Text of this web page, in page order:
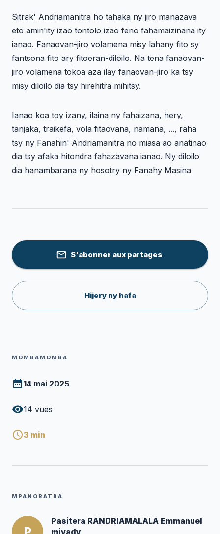
Sitrak' Andriamanitra ho tahaka ny jiro manazava
eto amin'ity izao tontolo izao feno fahamaizinana ity
ianao. Fanaovan-jiro volamena misy lahany fito sy
fantsona fito ary fitoeran-diloilo. Na tena fanaovan-
jiro volamena tokoa aza ilay fanaovan-jiro ka tsy
misy diloilo dia tsy hirehitra mihitsy.
Ianao koa toy izany, ilaina ny fahaizana, hery,
tanjaka, traikefa, vola fitaovana, namana, ..., raha
tsy ny Fanahin' Andriamanitra no miasa ao anatinao
dia tsy afaka hitondra fahazavana ianao. Ny diloilo
dia hanambarana ny hosotry ny Fanahy Masina
S'abonner aux partages
Hijery ny hafa
MOMBAMOMBA
14 mai 2025
14 vues
3 min
MPANORATRA
Pasitera RANDRIAMALALA Emmanuel
mivady